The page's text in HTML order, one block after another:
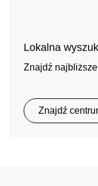
Lokalna
Znajdź
Znajdź